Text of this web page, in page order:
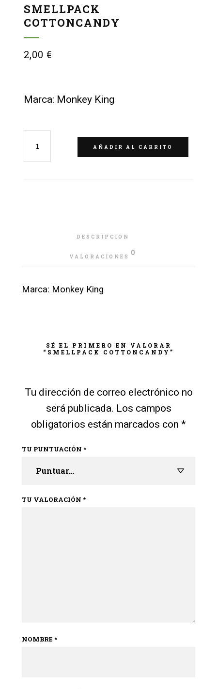
SMELLPACK
COTTONCANDY
2,00 €
Marca: Monkey King
AÑADIR AL CARRITO
DESCRIPCIÓN
VALORACIONES 0
Marca: Monkey King
SÉ EL PRIMERO EN VALORAR
“SMELLPACK COTTONCANDY”
Tu dirección de correo electrónico no
será publicada. Los campos
obligatorios están marcados con *
TU PUNTUACIÓN *
TU VALORACIÓN *
NOMBRE *